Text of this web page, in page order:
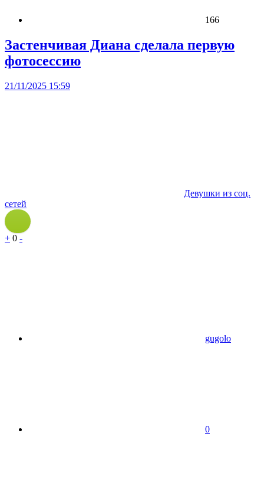
166
Застенчивая Диана сделала первую
фотосессию
21/11/2025 15:59
Девушки из соц.
сетей
+ 0 -
gugolo
0